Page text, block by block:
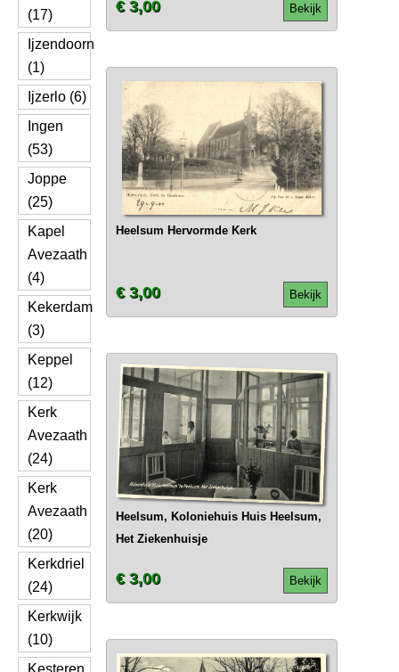
(17)
Ijzendoorn
(1)
Ijzerlo (6)
Ingen
(53)
Joppe
(25)
Kapel
Avezaath
(4)
Kekerdam
(3)
Keppel
(12)
Kerk
Avezaath
(24)
Kerk
Avezaath
(20)
Kerkdriel
(24)
Kerkwijk
(10)
Kesteren
Bekijk
€ 3,00
Heelsum Hervormde Kerk
Bekijk
€ 3,00
Heelsum, Koloniehuis Huis Heelsum,
Het Ziekenhuisje
Bekijk
€ 3,00